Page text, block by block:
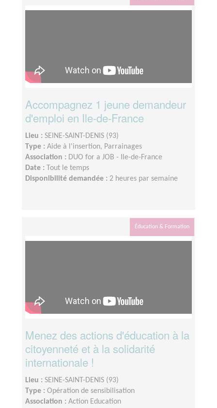
Accompagnez 1 jeune demandeur
d'emploi en Ile-de-France
Lieu : SEINE-SAINT-DENIS (93)
Type : Aide à l'insertion, Parrainages
Association : DUO for a JOB - Ile-de-France
Date :
Tout le temps
Disponibilité demandée : 2 heures par semaine
Éducation & Formation
Menez des actions d'éducation à la
citoyenneté et à la solidarité
internationale !
Lieu : SEINE-SAINT-DENIS (93)
Type : Opération de sensibilisation
Association : Action Education